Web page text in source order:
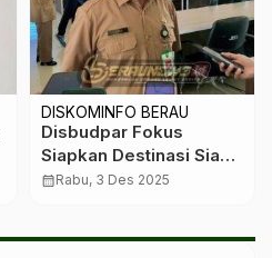
DISKOMINFO BERAU
Disbudpar Fokus
Siapkan Destinasi Siap
Pasar sebelum
calendar_monthRabu, 3 Des 2025